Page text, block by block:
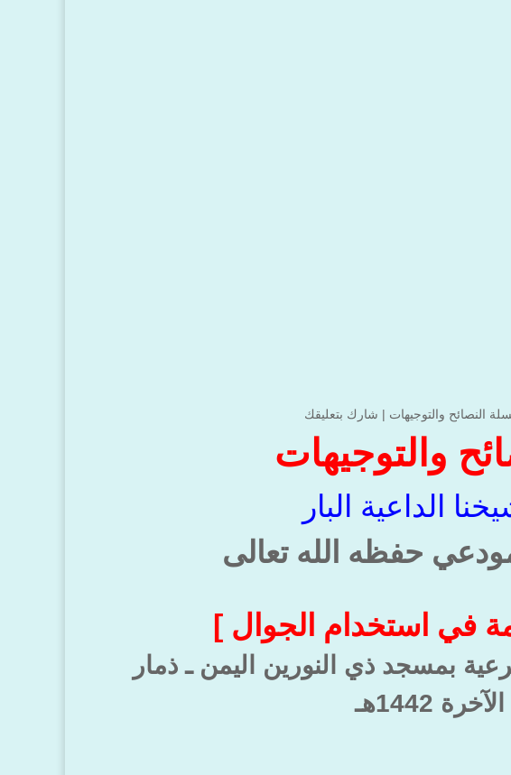
النصائح والتوجيهات | شارك بتعليقك
والتوجيهات
الداعية البار
حفظه الله تعالى
في استخدام الجوال ]
بمسجد ذي النورين اليمن ـ ذمار